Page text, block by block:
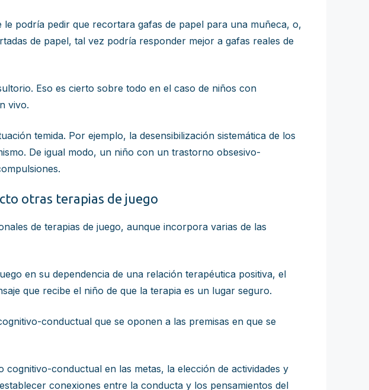
podría pedir que recortara gafas de papel para una muñeca, o,
de papel, tal vez podría responder mejor a gafas reales de
Eso es cierto sobre todo en el caso de niños con
vivo.
temida. Por ejemplo, la desensibilización sistemática de los
De igual modo, un niño con un trastorno obsesivo-
otras terapias de juego
de terapias de juego, aunque incorpora varias de las
en su dependencia de una relación terapéutica positiva, el
que recibe el niño de que la terapia es un lugar seguro.
conductual que se oponen a las premisas en que se
conductual en las metas, la elección de actividades y
conexiones entre la conducta y los pensamientos del